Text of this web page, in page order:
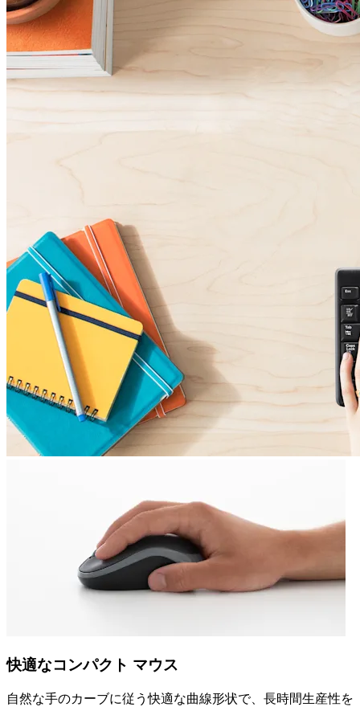
快適なコンパクト マウス
自然な手のカーブに従う快適な曲線形状で、長時間生産性を